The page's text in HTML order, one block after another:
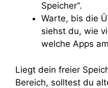
Speicher“.
Warte, bis die
siehst du, wie
welche Apps
Liegt dein freier
Bereich, solltest du